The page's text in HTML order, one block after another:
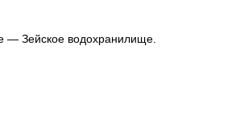
— Зейское водохранилище.